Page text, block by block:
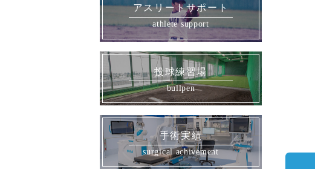
アスリートサポート
投球練習場
手術実績